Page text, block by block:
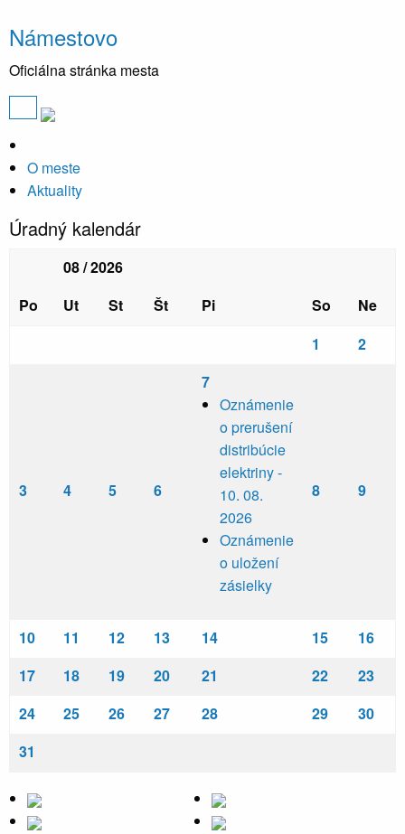
Námestovo
Oficiálna stránka mesta
O meste
Aktuality
Úradný kalendár
08 / 2026
Po
Ut St Št Pi So
Ne
1
2
3 4 5 6
7
Oznámenie
o prerušení
distribúcie
elektriny -
10. 08.
2026
Oznámenie
o uložení
zásielky
8 9
10 11 12 13 14 15
16
17
18 19 20 21 22
23
24
25 26 27 28 29
30
31